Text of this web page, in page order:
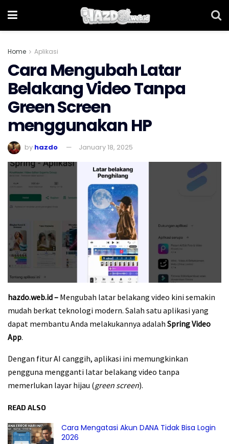
Home Aplikasi
Cara Mengubah Latar
Belakang Video Tanpa
Green Screen
menggunakan HP
by hazdo January 18, 2025
hazdo.web.id – Mengubah latar belakang video kini semakin
mudah berkat teknologi modern. Salah satu aplikasi yang
dapat membantu Anda melakukannya adalah Spring Video
App.
Dengan fitur AI canggih, aplikasi ini memungkinkan
pengguna mengganti latar belakang video tanpa
memerlukan layar hijau (green screen).
READ ALSO
Cara Mengatasi Akun DANA Tidak Bisa Login
2026